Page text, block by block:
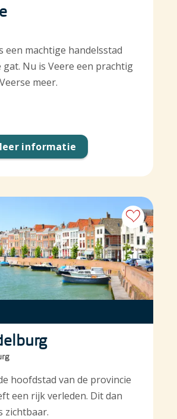
een machtige handelsstad
gat. Nu is Veere een prachtig
meer.
informatie
hoofdstad van de provincie
een rijk verleden. Dit dan
zichtbaar.